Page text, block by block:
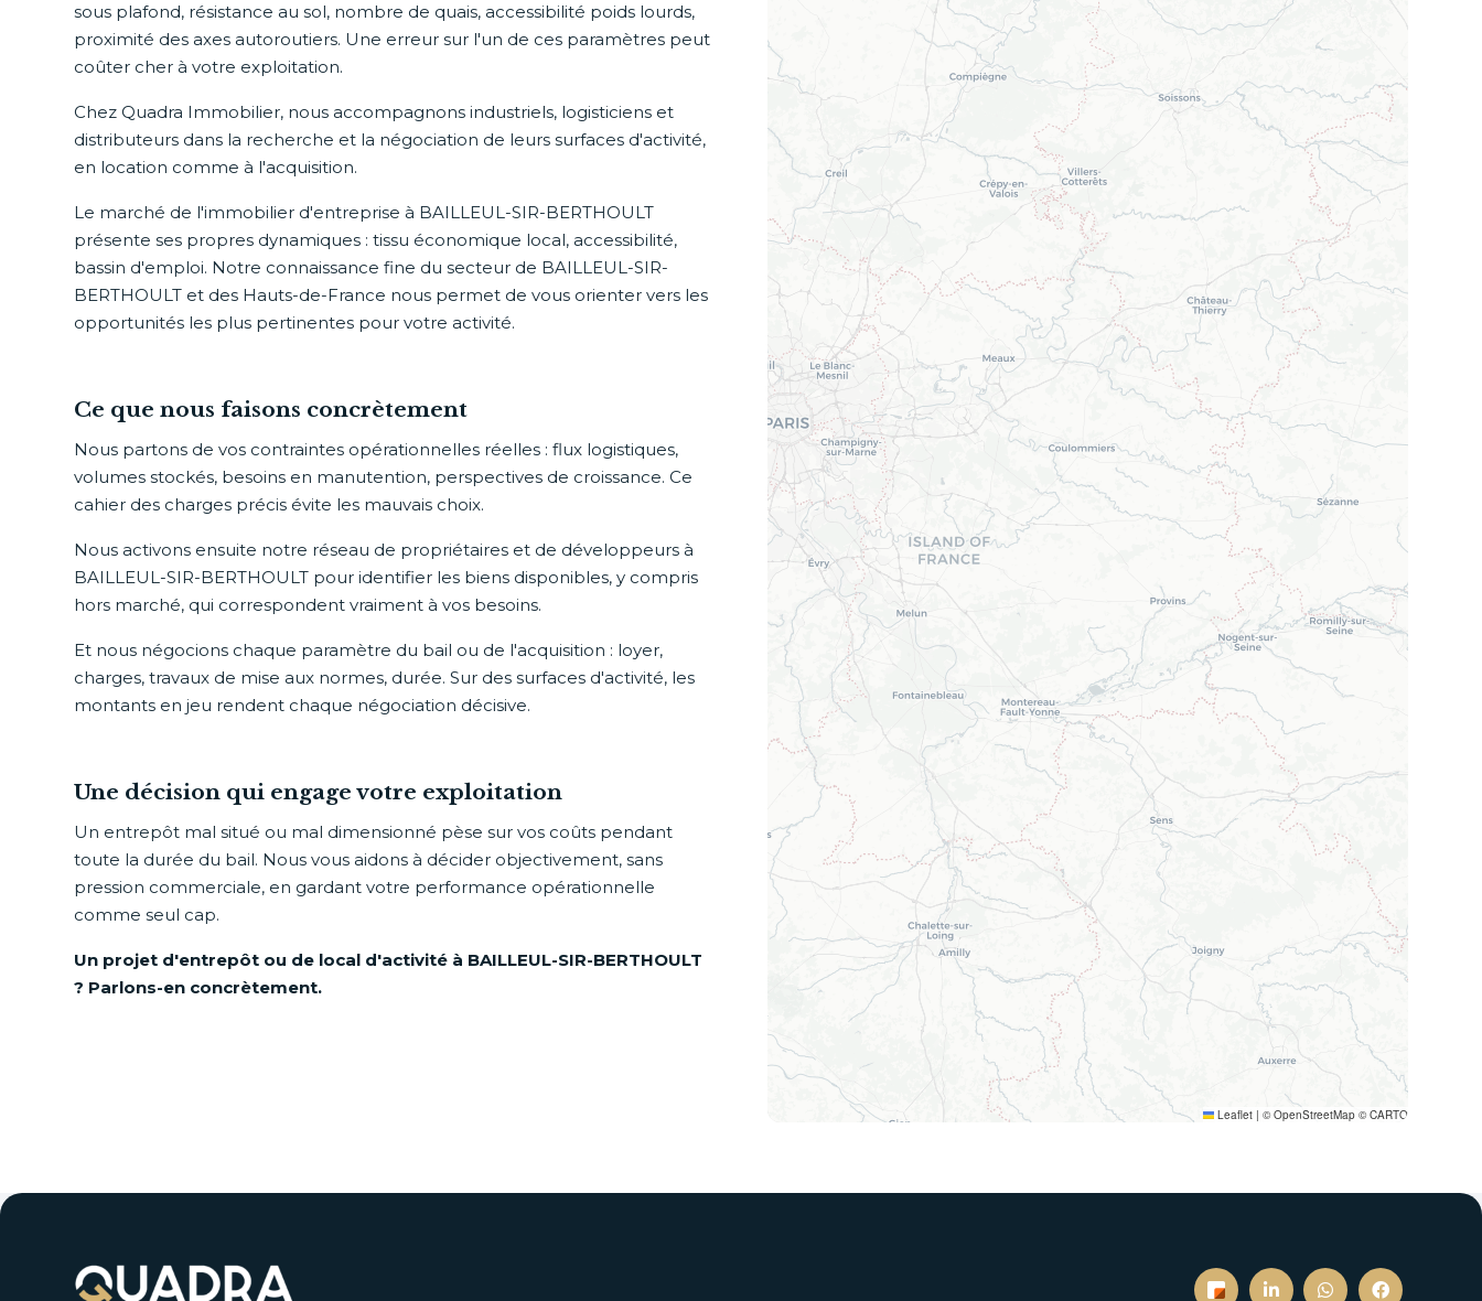
sous plafond, résistance au sol, nombre de quais, accessibilité poids lourds,
proximité des axes autoroutiers. Une erreur sur l'un de ces paramètres peut
coûter cher à votre exploitation.
Chez Quadra Immobilier, nous accompagnons industriels, logisticiens et
distributeurs dans la recherche et la négociation de leurs surfaces d'activité,
en location comme à l'acquisition.
Le marché de l'immobilier d'entreprise à BAILLEUL-SIR-BERTHOULT
présente ses propres dynamiques : tissu économique local, accessibilité,
bassin d'emploi. Notre connaissance fine du secteur de BAILLEUL-SIR-
BERTHOULT et des Hauts-de-France nous permet de vous orienter vers les
opportunités les plus pertinentes pour votre activité.
Ce que nous faisons concrètement
Nous partons de vos contraintes opérationnelles réelles : flux logistiques,
volumes stockés, besoins en manutention, perspectives de croissance. Ce
cahier des charges précis évite les mauvais choix.
Nous activons ensuite notre réseau de propriétaires et de développeurs à
BAILLEUL-SIR-BERTHOULT pour identifier les biens disponibles, y compris
hors marché, qui correspondent vraiment à vos besoins.
Et nous négocions chaque paramètre du bail ou de l'acquisition : loyer,
charges, travaux de mise aux normes, durée. Sur des surfaces d'activité, les
montants en jeu rendent chaque négociation décisive.
Une décision qui engage votre exploitation
Un entrepôt mal situé ou mal dimensionné pèse sur vos coûts pendant
toute la durée du bail. Nous vous aidons à décider objectivement, sans
pression commerciale, en gardant votre performance opérationnelle
comme seul cap.
Un projet d'entrepôt ou de local d'activité à BAILLEUL-SIR-BERTHOULT
? Parlons-en concrètement.
Leaflet | © OpenStreetMap © CARTO